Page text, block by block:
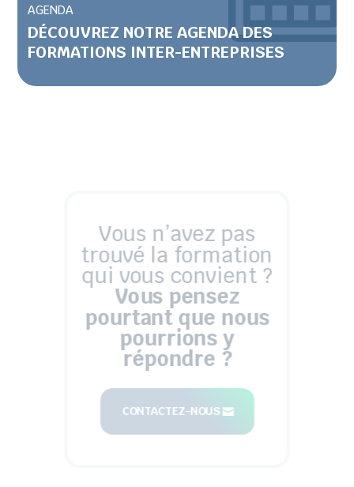
AGENDA
DÉCOUVREZ NOTRE AGENDA DES
FORMATIONS INTER-ENTREPRISES
Vous n’avez pas
trouvé la formation
qui vous convient ?
Vous pensez
pourtant que nous
pourrions y
répondre ?
CONTACTEZ-NOUS